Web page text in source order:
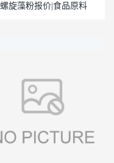
螺旋藻粉报价|食品原料